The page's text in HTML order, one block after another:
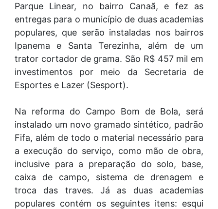
Parque Linear, no bairro Canaã, e fez as
entregas para o município de duas academias
populares, que serão instaladas nos bairros
Ipanema e Santa Terezinha, além de um
trator cortador de grama. São R$ 457 mil em
investimentos por meio da Secretaria de
Esportes e Lazer (Sesport).
Na reforma do Campo Bom de Bola, será
instalado um novo gramado sintético, padrão
Fifa, além de todo o material necessário para
a execução do serviço, como mão de obra,
inclusive para a preparação do solo, base,
caixa de campo, sistema de drenagem e
troca das traves. Já as duas academias
populares contém os seguintes itens: esqui